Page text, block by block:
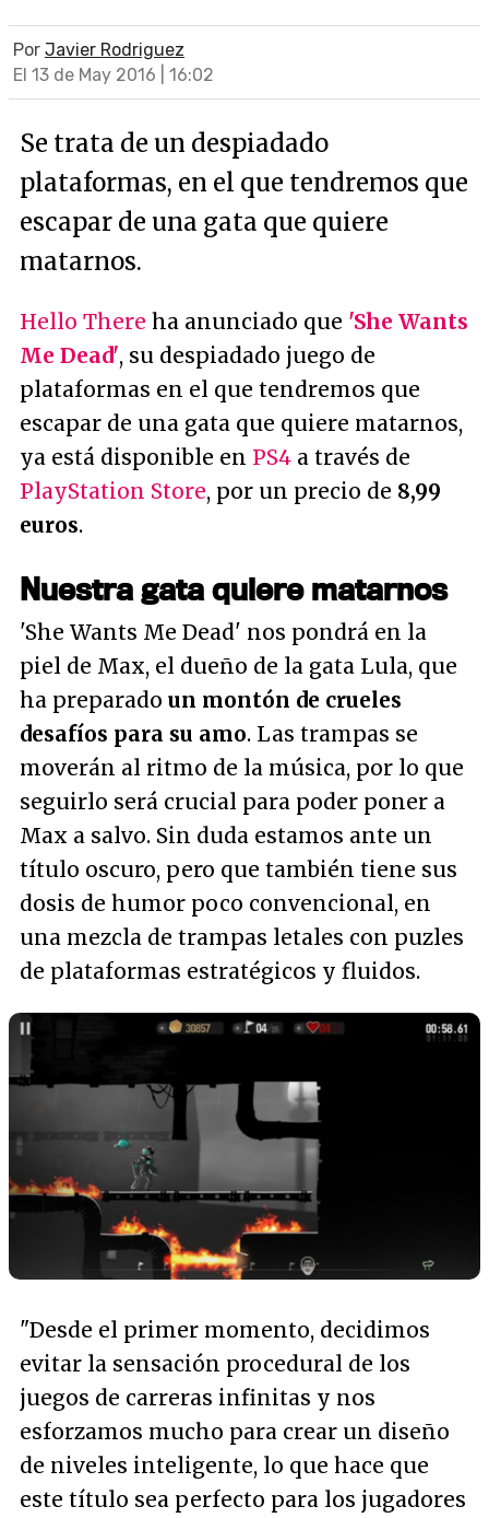
Por Javier Rodriguez
El 13 de May 2016 | 16:02
Se trata de un despiadado
plataformas, en el que tendremos que
escapar de una gata que quiere
matarnos.
Hello There ha anunciado que 'She Wants
Me Dead', su despiadado juego de
plataformas en el que tendremos que
escapar de una gata que quiere matarnos,
ya está disponible en PS4 a través de
PlayStation Store, por un precio de 8,99
euros.
Nuestra gata quiere matarnos
'She Wants Me Dead' nos pondrá en la
piel de Max, el dueño de la gata Lula, que
ha preparado un montón de crueles
desafíos para su amo. Las trampas se
moverán al ritmo de la música, por lo que
seguirlo será crucial para poder poner a
Max a salvo. Sin duda estamos ante un
título oscuro, pero que también tiene sus
dosis de humor poco convencional, en
una mezcla de trampas letales con puzles
de plataformas estratégicos y fluidos.
"Desde el primer momento, decidimos
evitar la sensación procedural de los
juegos de carreras infinitas y nos
esforzamos mucho para crear un diseño
de niveles inteligente, lo que hace que
este título sea perfecto para los jugadores